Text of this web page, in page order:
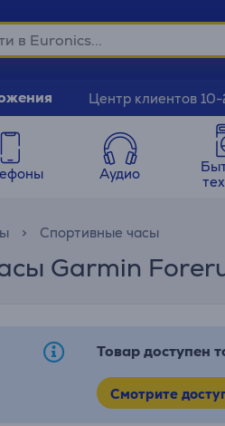
Центр клиентов
Аудио
Спортивные часы
Garmin
Товар доступен
Смотрите